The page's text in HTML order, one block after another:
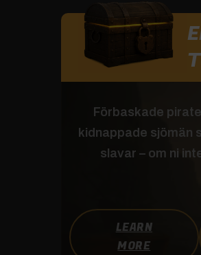
Förbaskade
kidnappade sjömän
slavar – om ni
LEARN
MORE